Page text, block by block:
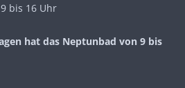
bis 16 Uhr
hat das Neptunbad von 9 bis